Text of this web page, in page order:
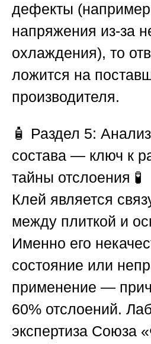
дефекты
напряжения из-за
охлаждения), то
ложится на
производителя.
🧴 Раздел 5:
состава — ключ к
тайны отслоения 🧪
Клей является
между плиткой и
Именно его
состояние или
применение —
60% отслоений.
экспертиза Союза